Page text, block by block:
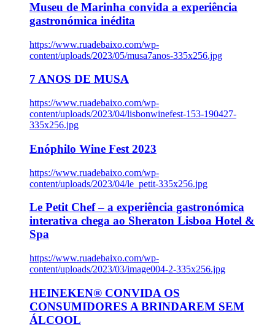
Museu de Marinha convida a experiência
gastronómica inédita
https://www.ruadebaixo.com/wp-
content/uploads/2023/05/musa7anos-335x256.jpg
7 ANOS DE MUSA
https://www.ruadebaixo.com/wp-
content/uploads/2023/04/lisbonwinefest-153-190427-
335x256.jpg
Enóphilo Wine Fest 2023
https://www.ruadebaixo.com/wp-
content/uploads/2023/04/le_petit-335x256.jpg
Le Petit Chef – a experiência gastronómica
interativa chega ao Sheraton Lisboa Hotel &
Spa
https://www.ruadebaixo.com/wp-
content/uploads/2023/03/image004-2-335x256.jpg
HEINEKEN® CONVIDA OS
CONSUMIDORES A BRINDAREM SEM
ÁLCOOL